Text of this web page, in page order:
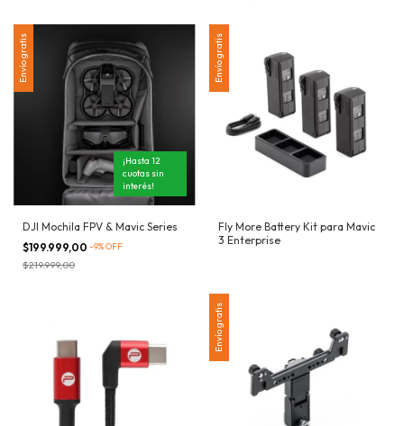
Envío gratis
¡Hasta 12
cuotas sin
interés!
DJI Mochila FPV & Mavic Series
$199.999,00 -9%OFF
$219.999,00
Envío gratis
Fly More Battery Kit para Mavic
3 Enterprise
Envío gratis